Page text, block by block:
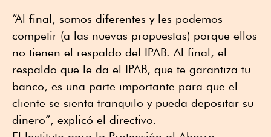
“Al final, somos diferentes y les podemos
competir (a las nuevas propuestas) porque ellos
no tienen el respaldo del IPAB. Al final, el
respaldo que le da el IPAB, que te garantiza tu
banco, es una parte importante para que el
cliente se sienta tranquilo y pueda depositar su
dinero”, explicó el directivo.